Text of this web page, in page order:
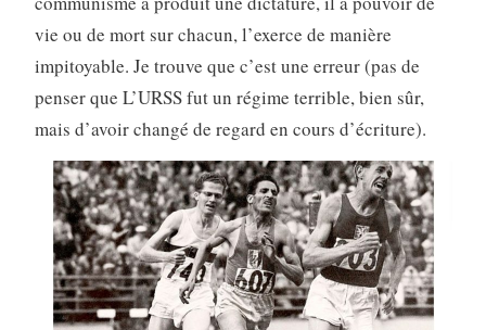
vie ou de mort sur chacun, l’exerce de manière
impitoyable. Je trouve que c’est une erreur (pas de
penser que L’URSS fut un régime terrible, bien sûr,
mais d’avoir changé de regard en cours d’écriture).